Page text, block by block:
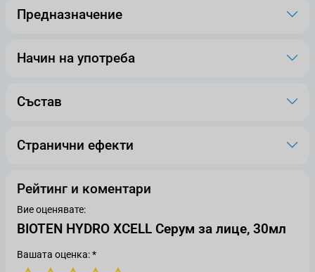
Предназначение
Начин на употреба
Състав
Странични ефекти
Рейтинг и коментари
Вие оценявате:
BIOTEN HYDRO XCELL Серум за лице, 30мл
Вашата оценка: *